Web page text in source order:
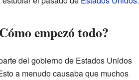
empezó todo?
del gobierno de Estados Unidos
a menudo causaba que muchos